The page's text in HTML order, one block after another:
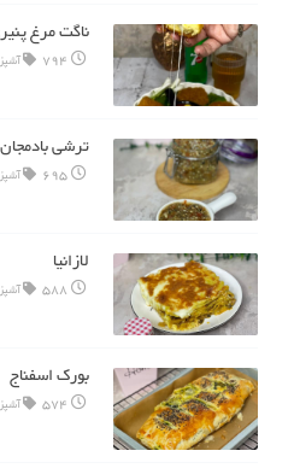
ناگت مرغ
794
ترشی
695
لازانیا
588
بورک اسفناج
574